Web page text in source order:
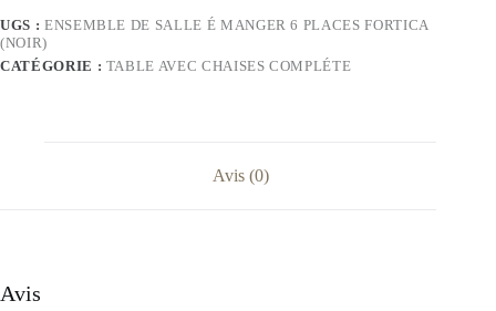
UGS : ENSEMBLE DE SALLE É MANGER 6 PLACES FORTICA
(NOIR)
CATÉGORIE : TABLE AVEC CHAISES COMPLÉTE
Avis (0)
Avis